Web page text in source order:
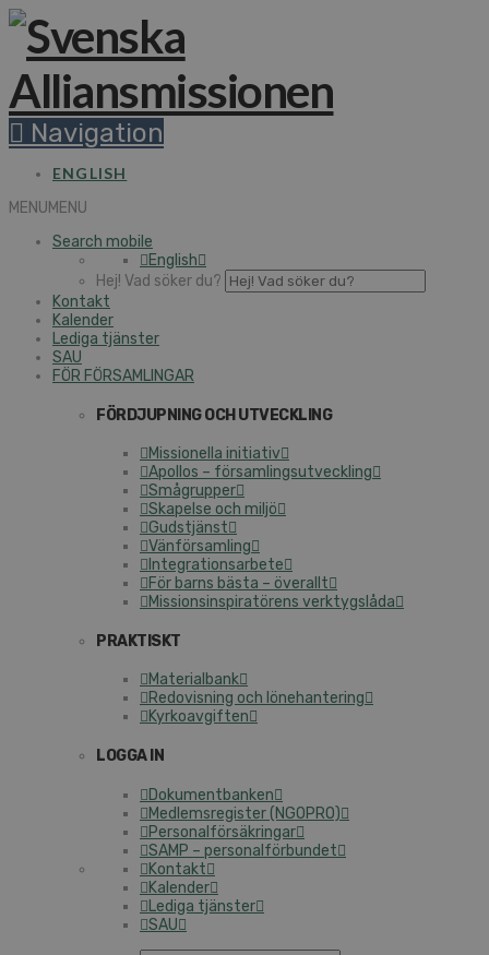
Navigation
ENGLISH
MENUMENU
Search mobile
English
Hej! Vad söker du?
Kontakt
Kalender
Lediga tjänster
SAU
FÖR FÖRSAMLINGAR
FÖRDJUPNING OCH UTVECKLING
Missionella initiativ
Apollos – församlingsutveckling
Smågrupper
Skapelse och miljö
Gudstjänst
Vänförsamling
Integrationsarbete
För barns bästa – överallt
Missionsinspiratörens verktygslåda
PRAKTISKT
Materialbank
Redovisning och lönehantering
Kyrkoavgiften
LOGGA IN
Dokumentbanken
Medlemsregister (NGOPRO)
Personalförsäkringar
SAMP – personalförbundet
Kontakt
Kalender
Lediga tjänster
SAU